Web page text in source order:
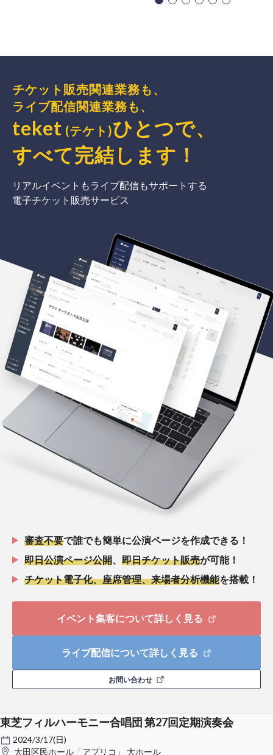
チケット販売関連業務も、
ライブ配信関連業務も、
teket (テケト)ひとつで、
すべて完結 します ！
リアルイベントもライブ配信もサポートする
電子チケット販売サービス
審査不要で誰でも簡単に公演ページを作成できる！
即日公演ページ公開
即日チケット販売が可能！
チケット電子化、座席管理、来場者分析機能を搭載！
イベント集客について詳しく見る
ライブ配信について詳しく見る
お問い合わせ
東芝フィルハーモニー合唱団 第27回定期演奏会
2024/3/17(日)
大田区民ホール「アプリコ」 大ホール